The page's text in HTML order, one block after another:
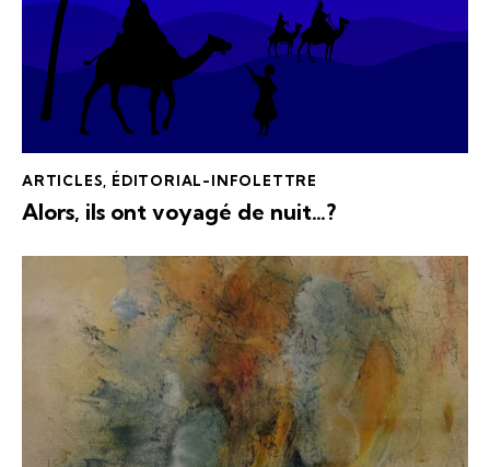
ARTICLES ÉDITORIAL-INFOLETTRE
Alors, ils ont voyagé de nuit…?